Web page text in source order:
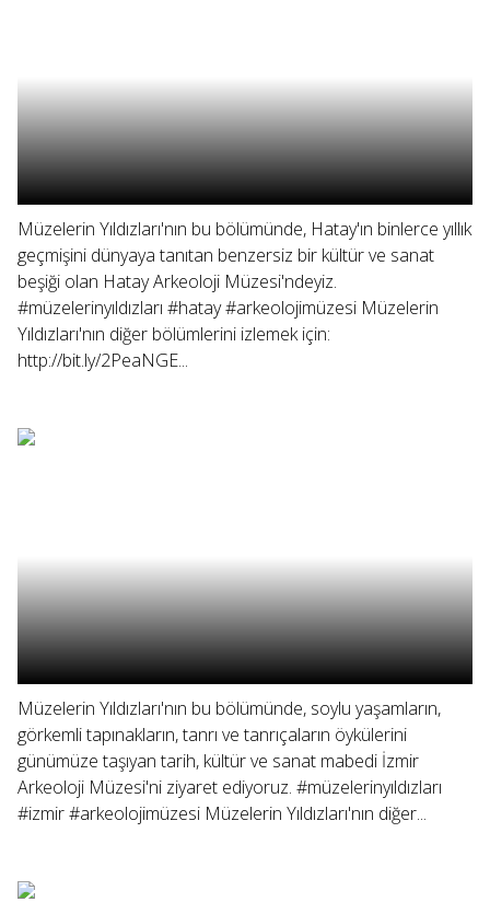
Müzelerin Yıldızları'nın bu bölümünde, Hatay'ın binlerce yıllık
geçmişini dünyaya tanıtan benzersiz bir kültür ve sanat
beşiği olan Hatay Arkeoloji Müzesi'ndeyiz.
#müzelerinyıldızları #hatay #arkeolojimüzesi Müzelerin
Yıldızları'nın diğer bölümlerini izlemek için:
http://bit.ly/2PeaNGE...
Müzelerin Yıldızları'nın bu bölümünde, soylu yaşamların,
görkemli tapınakların, tanrı ve tanrıçaların öykülerini
günümüze taşıyan tarih, kültür ve sanat mabedi İzmir
Arkeoloji Müzesi'ni ziyaret ediyoruz. #müzelerinyıldızları
#izmir #arkeolojimüzesi Müzelerin Yıldızları'nın diğer...